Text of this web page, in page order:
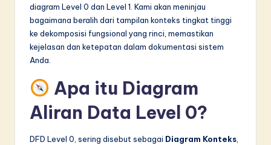
S
o
w
diagram Level 0 dan Level 1. Kami akan meninjau
bagaimana beralih dari tampilan konteks tingkat tinggi
ke dekomposisi fungsional yang rinci, memastikan
kejelasan dan ketepatan dalam dokumentasi sistem
Anda.
Apa itu Diagram
Aliran Data Level 0?
DFD Level 0, sering disebut sebagai Diagram Konteks